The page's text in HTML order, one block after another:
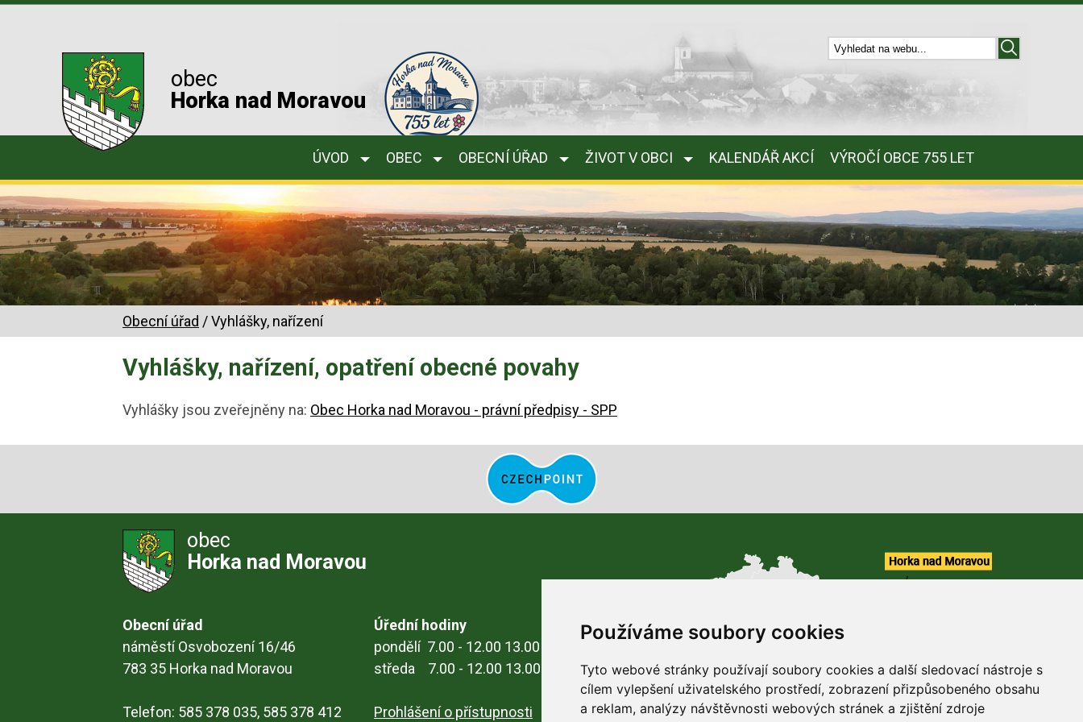
Používáme soubory cookies
Tyto webové stránky používají soubory cookies a další sledovací nástroje s
cílem vylepšení uživatelského prostředí, zobrazení přizpůsobeného obsahu
a reklam, analýzy návštěvnosti webových stránek a zjištění zdroje
obec
Horka nad Moravou
ÚVOD OBEC OBECNÍ ÚŘAD ŽIVOT V OBCI KALENDÁŘ AKCÍ VÝROČÍ OBCE 755 LET
Obecní úřad / Vyhlášky, nařízení
Vyhlášky, nařízení, opatření obecné povahy
Vyhlášky jsou zveřejněny na: Obec Horka nad Moravou - právní předpisy - SPP
obec
Horka nad Moravou
Obecní úřad
náměstí Osvobození 16/46
783 35 Horka nad Moravou
Telefon: 585 378 035, 585 378 412
Úřední hodiny
pondělí 7.00 - 12.00 13.00 - 17.00
středa 7.00 - 12.00 13.00 - 17.00
Prohlášení o přístupnosti